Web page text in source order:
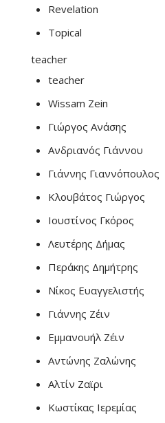
Revelation
Topical
teacher
teacher
Wissam Zein
Γιώργος Ανάσης
Ανδριανός Γιάννου
Γιάννης Γιαννόπουλος
Κλουβάτος Γιώργος
Ιουστίνος Γκόρος
Λευτέρης Δήμας
Περάκης Δημήτρης
Νίκος Ευαγγελιστής
Γιάννης Ζέιν
Εμμανουήλ Ζέιν
Αντώνης Ζαλώνης
Αλτίν Ζαϊρι
Κωστίκας Ιερεμίας